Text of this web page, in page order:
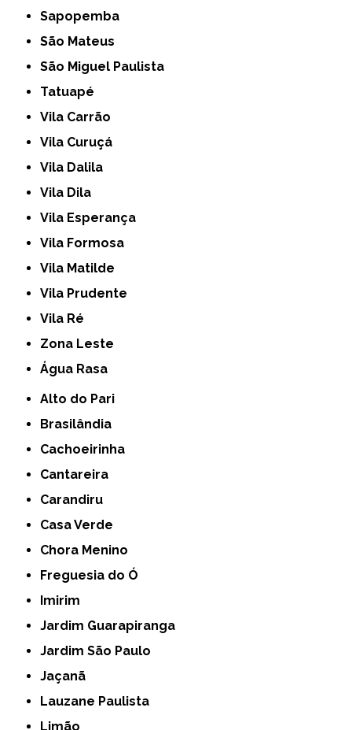
Sapopemba
São Mateus
São Miguel Paulista
Tatuapé
Vila Carrão
Vila Curuçá
Vila Dalila
Vila Dila
Vila Esperança
Vila Formosa
Vila Matilde
Vila Prudente
Vila Ré
Zona Leste
Água Rasa
Alto do Pari
Brasilândia
Cachoeirinha
Cantareira
Carandiru
Casa Verde
Chora Menino
Freguesia do Ó
Imirim
Jardim Guarapiranga
Jardim São Paulo
Jaçanã
Lauzane Paulista
Limão